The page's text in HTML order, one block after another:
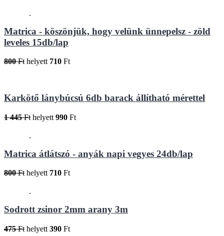
Matrica - köszönjük, hogy velünk ünnepelsz - zöld
leveles 15db/lap
800 Fthelyett 710 Ft
Karkötő lánybúcsú 6db barack állítható mérettel
1 445 Ft helyett 990 Ft
Matrica átlátszó - anyák napi vegyes 24db/lap
800 Ft helyett 710 Ft
Sodrott zsinor 2mm arany 3m
475 Ft helyett 390 Ft